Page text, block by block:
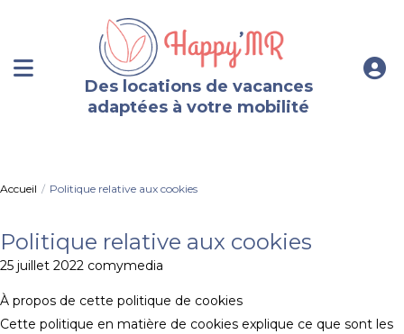
Des locations de vacances
adaptées à votre mobilité
Accueil Politique relative aux cookies
Politique relative aux cookies
25 juillet 2022 comymedia
À propos de cette politique de cookies
Cette politique en matière de cookies explique ce que sont les